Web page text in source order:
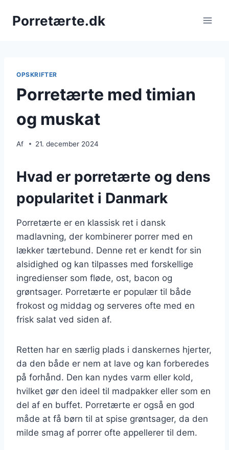
Porretærte.dk
OPSKRIFTER
Porretærte med timian
og muskat
Af 21. december 2024
Hvad er porretærte og dens
popularitet i Danmark
Porretærte er en klassisk ret i dansk
madlavning, der kombinerer porrer med en
lækker tærtebund. Denne ret er kendt for sin
alsidighed og kan tilpasses med forskellige
ingredienser som fløde, ost, bacon og
grøntsager. Porretærte er populær til både
frokost og middag og serveres ofte med en
frisk salat ved siden af.
Retten har en særlig plads i danskernes hjerter,
da den både er nem at lave og kan forberedes
på forhånd. Den kan nydes varm eller kold,
hvilket gør den ideel til madpakker eller som en
del af en buffet. Porretærte er også en god
måde at få børn til at spise grøntsager, da den
milde smag af porrer ofte appellerer til dem.